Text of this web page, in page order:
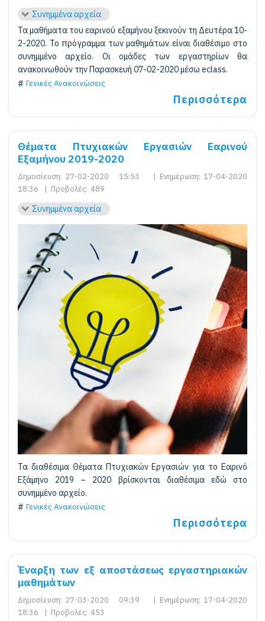
Συνημμένα αρχεία
Τα μαθήματα του εαρινού εξαμήνου ξεκινούν τη Δευτέρα 10-
2-2020. Το πρόγραμμα των μαθημάτων είναι διαθέσιμο στο
συνημμένο αρχείο. Οι ομάδες των εργαστηρίων θα
ανακοινωθούν την Παρασκευή 07-02-2020 μέσω eclass.
Γενικές Ανακοινώσεις
Περισσότερα
Θέματα Πτυχιακών Εργασιών Εαρινού
Εξαμήνου 2019-2020
Δημοσίευση: 27-02-2020 15:53 | Ενημέρωση: 17-04-2020
18:36
| Προβολές: 489
Συνημμένα αρχεία
Τα διαθέσιμα Θέματα Πτυχιακών Εργασιών για το Εαρινό
Εξάμηνο 2019 – 2020 βρίσκονται διαθέσιμα εδώ στο
συνημμένο αρχείο.
Γενικές Ανακοινώσεις
Περισσότερα
Έναρξη των εξ αποστάσεως εργαστηριακών
μαθημάτων
Δημοσίευση: 27-03-2020 09:39 | Ενημέρωση: 17-04-2020
18:36
| Προβολές: 453